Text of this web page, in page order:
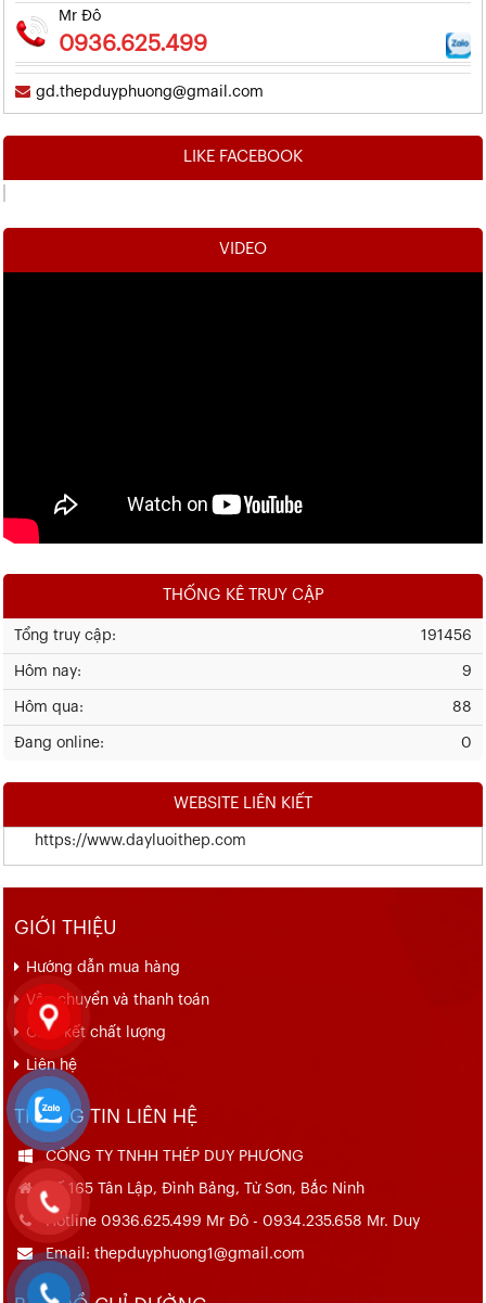
Mr Đô
0936.625.499
gd.thepduyphuong@gmail.com
LIKE FACEBOOK
VIDEO
THỐNG KÊ TRUY CẬP
191456
Tổng truy cập:
9
Hôm nay:
88
Hôm qua:
0
Đang online:
WEBSITE LIÊN KIẾT
https://www.dayluoithep.com
GIỚI THIỆU
Hướng dẫn mua hàng
Vận chuyển và thanh toán
Cam kết chất lượng
Liên hệ
THÔNG TIN LIÊN HỆ
CÔNG TY TNHH THÉP DUY PHƯƠNG
Số 165 Tân Lập, Đình Bảng, Từ Sơn, Bắc Ninh
Hotline 0936.625.499 Mr Đô - 0934.235.658 Mr. Duy
Email: thepduyphuong1@gmail.com